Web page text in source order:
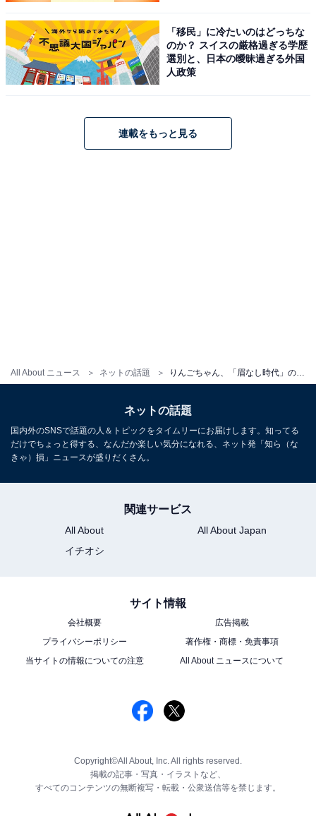
All About ニュース ネットの話題
「移民」に冷たいのはどっちな
のか？ スイスの厳格過ぎる学歴
選別と、日本の曖昧過ぎる外国
人政策
連載をもっと見る
ネットの話題
国内外のSNSで話題の人＆トピックをタイムリーにお届けします。知ってる
だけでちょっと得する、なんだか楽しい気分になれる、ネット発「知ら（な
きゃ）損」ニュースが盛りだくさん。
関連サービス
All About
All About Japan
イチオシ
サイト情報
会社概要
広告掲載
プライバシーポリシー
著作権・商標・免責事項
当サイトの情報についての注意
All About ニュースについて
Copyright©All About, Inc. All rights reserved.
掲載の記事・写真・イラストなど、
すべてのコンテンツの無断複写・転載・公衆送信等を禁じます。